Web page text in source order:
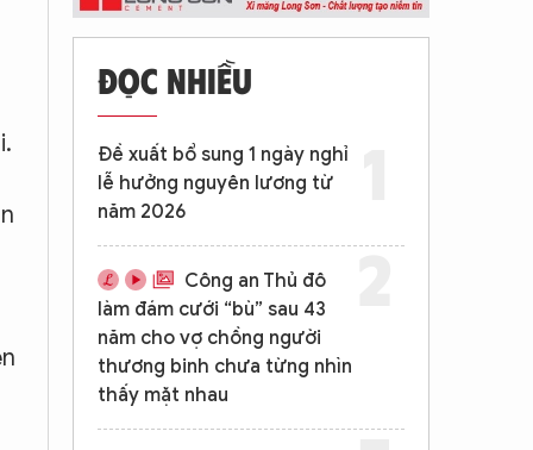
ĐỌC NHIỀU
Đề xuất bổ sung 1 ngày nghỉ
lễ hưởng nguyên lương từ
năm 2026
Công an Thủ đô
làm đám cưới “bù” sau 43
năm cho vợ chồng người
thương binh chưa từng nhìn
thấy mặt nhau